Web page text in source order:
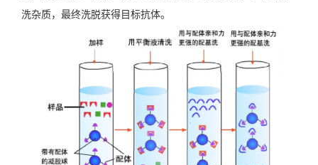
洗杂质，最终洗脱获得目标抗体。